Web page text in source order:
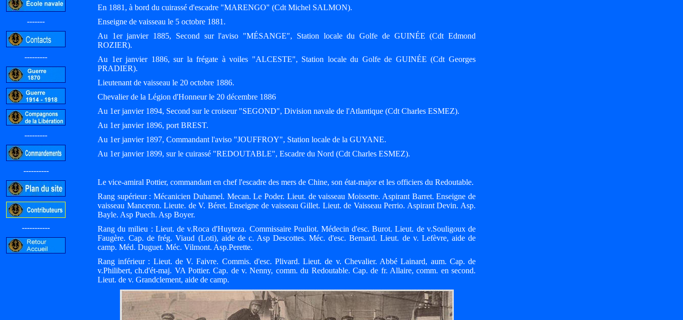
-------
---------
---------
----------
-----------
En 1881, à bord du cuirassé d'escadre "MARENGO" (Cdt Michel SALMON).
Enseigne de vaisseau le 5 octobre 1881.
Au 1er janvier 1885, Second sur l'aviso "MÉSANGE", Station locale du Golfe de GUINÉE (Cdt Edmond
ROZIER).
Au 1er janvier 1886, sur la frégate à voiles "ALCESTE", Station locale du Golfe de GUINÉE (Cdt Georges
PRADIER).
Lieutenant de vaisseau le 20 octobre 1886.
Chevalier de la Légion d'Honneur le 20 décembre 1886
Au 1er janvier 1894, Second sur le croiseur "SEGOND", Division navale de l'Atlantique (Cdt Charles ESMEZ).
Au 1er janvier 1896, port BREST.
Au 1er janvier 1897, Commandant l'aviso "JOUFFROY", Station locale de la GUYANE.
Au 1er janvier 1899, sur le cuirassé "REDOUTABLE", Escadre du Nord (Cdt Charles ESMEZ).
Le vice-amiral Pottier, commandant en chef l'escadre des mers de Chine, son état-major et les officiers du Redoutable.
Rang supérieur : Mécanicien Duhamel. Mecan. Le Poder. Lieut. de vaisseau Moissette. Aspirant Barret. Enseigne de
vaisseau Manceron. Lieute. de V. Béret. Enseigne de vaisseau Gillet. Lieut. de Vaisseau Perrio. Aspirant Devin. Asp.
Bayle. Asp Puech. Asp Boyer.
Rang du milieu : Lieut. de v.Roca d'Huyteza. Commissaire Pouliot. Médecin d'esc. Burot. Lieut. de v.Souligoux de
Faugère. Cap. de frég. Viaud (Loti), aide de c. Asp Descottes. Méc. d'esc. Bernard. Lieut. de v. Lefèvre, aide de
camp. Méd. Duguet. Méc. Vilmont. Asp.Perette.
Rang inférieur : Lieut. de V. Faivre. Commis. d'esc. Plivard. Lieut. de v. Chevalier. Abbé Lainard, aum. Cap. de
v.Philibert, ch.d'ét-maj. VA Pottier. Cap. de v. Nenny, comm. du Redoutable. Cap. de fr. Allaire, comm. en second.
Lieut. de v. Grandclement, aide de camp.